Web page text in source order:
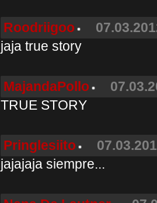
Roodriigoo
jaja true story
MajandaPollo
TRUE STORY
Pringlesiito
jajajaja siempre...